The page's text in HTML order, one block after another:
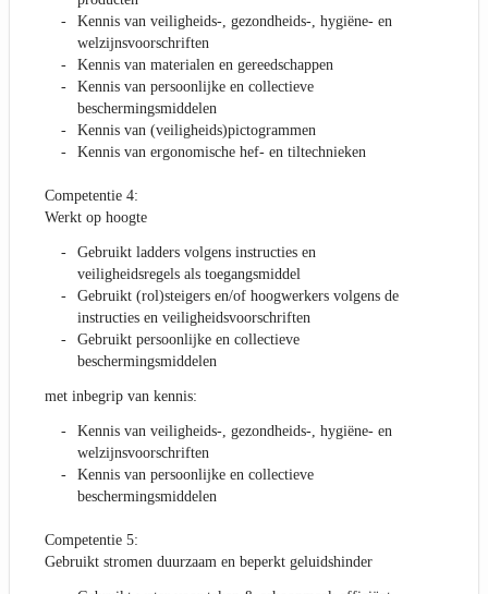
Kennis van veiligheids-, gezondheids-, hygiëne- en
welzijnsvoorschriften
Kennis van materialen en gereedschappen
Kennis van persoonlijke en collectieve
beschermingsmiddelen
Kennis van (veiligheids)pictogrammen
Kennis van ergonomische hef- en tiltechnieken
Competentie 4:
Werkt op hoogte
Gebruikt ladders volgens instructies en
veiligheidsregels als toegangsmiddel
Gebruikt (rol)steigers en/of hoogwerkers volgens de
instructies en veiligheidsvoorschriften
Gebruikt persoonlijke en collectieve
beschermingsmiddelen
met inbegrip van kennis:
Kennis van veiligheids-, gezondheids-, hygiëne- en
welzijnsvoorschriften
Kennis van persoonlijke en collectieve
beschermingsmiddelen
Competentie 5:
Gebruikt stromen duurzaam en beperkt geluidshinder